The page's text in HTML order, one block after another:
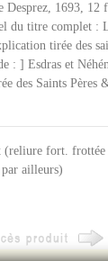
Desprez, 1693,
du titre complet :
tirée des
: ] Esdras et
des Saints Pères
(reliure fort.
par ailleurs)